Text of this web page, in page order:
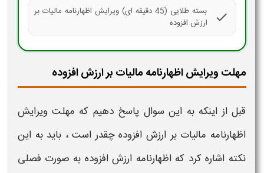
check
بسته طلایی (45 دقیقه ای) ویرایش اظهارنامه مالیات بر
ارزش افزوده
مهلت ویرایش اظهارنامه مالیات بر ارزش افزوده
قبل از اینکه به این سوال پاسخ دهیم که مهلت ویرایش
اظهارنامه مالیات بر ارزش افزوده چقدر است ، باید به این
نکته اشاره کرد که اظهارنامه ارزش افزوده به صورت فصلی